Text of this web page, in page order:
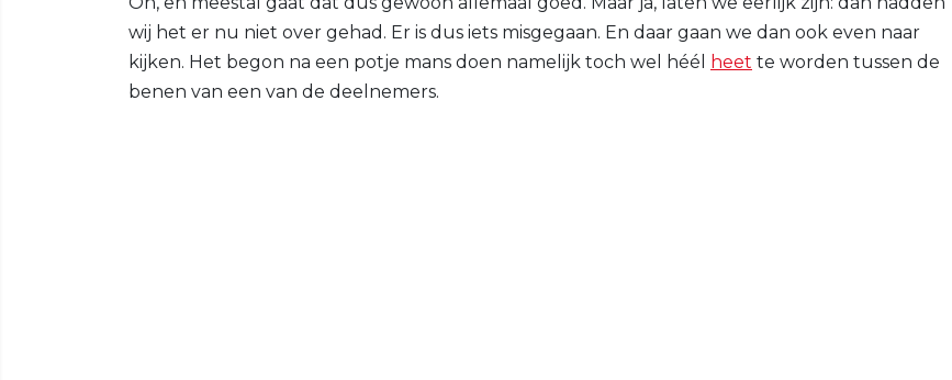
wij het er nu niet over gehad. Er is dus iets misgegaan. En daar gaan we dan ook even naar
kijken. Het begon na een potje mans doen namelijk toch wel héél
heet te worden tussen de
benen van een van de deelnemers.